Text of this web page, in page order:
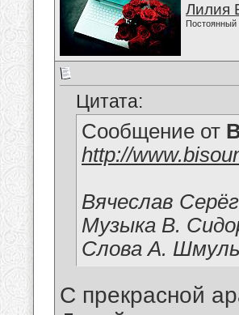
Лилия
Постоянный
Цитата:
Сообщение от
http://
Вячеслав
Музыка В.
Слова А.
С прекрасной